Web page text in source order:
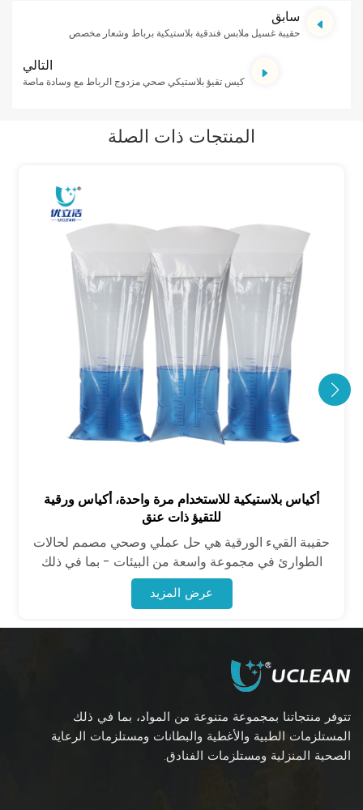
سابق
حقيبة غسيل ملابس فندقية بلاستيكية برباط وشعار مخصص
التالي
كيس تقيؤ بلاستيكي صحي مزدوج الرباط مع وسادة ماصة
المنتجات ذات الصلة
أكياس بلاستيكية للاستخدام مرة واحدة، أكياس ورقية
للتقيؤ ذات عنق
حقيبة القيء الورقية هي حل عملي وصحي مصمم لحالات
الطوارئ في مجموعة واسعة من البيئات - بما في ذلك
الطيران والسيارات والسفر البحري والمنازل ومرافق
الرعاية الصحية.
عرض المزيد
تتوفر منتجاتنا بمجموعة متنوعة من المواد، بما في ذلك
المستلزمات الطبية والأغطية والبطانات ومستلزمات الرعاية
الصحية المنزلية ومستلزمات الفنادق.